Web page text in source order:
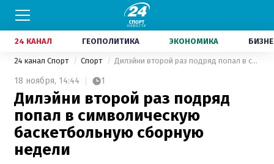
24 КАНАЛ ГЕОПОЛИТИКА ЭКОНОМИКА
24 канал Спорт Спорт Дилэйни второй раз подряд попал в символическую баскетбольную сборную недели
18 ноября, 14:44 1
Дилэйни второй раз подряд
попал в символическую
баскетбольную сборную
недели